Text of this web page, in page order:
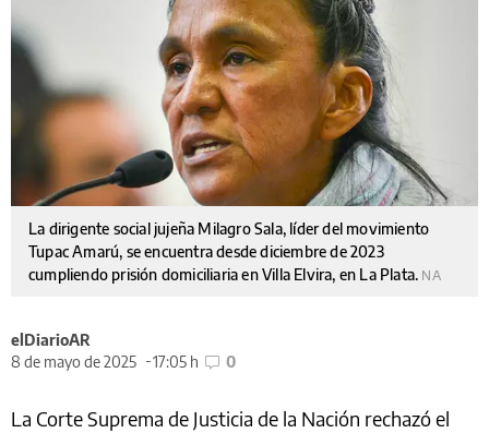
La dirigente social jujeña Milagro Sala, líder del movimiento
Tupac Amarú, se encuentra desde diciembre de 2023
cumpliendo prisión domiciliaria en Villa Elvira, en La Plata. NA
elDiarioAR
8 de mayo de 2025
17:05 h 0
La Corte Suprema de Justicia de la Nación rechazó el